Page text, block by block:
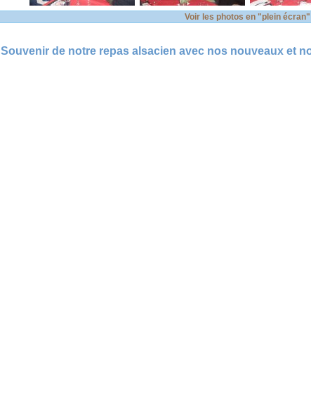
Voir les photos en "plein écran"
Souvenir de notre repas alsacien avec nos nouveaux et